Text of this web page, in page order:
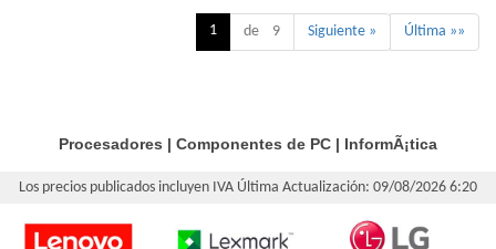
1 de 9 Siguiente » Última »»
Procesadores | Componentes de PC | InformÃ¡tica
Los precios publicados incluyen IVA Última Actualización: 09/08/2026 6:20